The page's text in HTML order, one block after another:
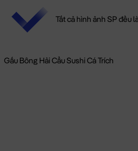
Tất cả hình ảnh SP đều
Gấu Bông Hải Cẩu Sushi Cá Trích